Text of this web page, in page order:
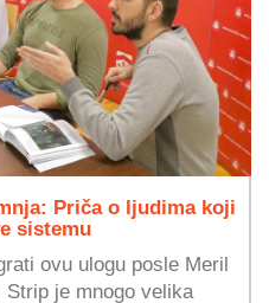
Priča o ljudima koji
sistemu
ovu ulogu posle Meril
je mnogo velika